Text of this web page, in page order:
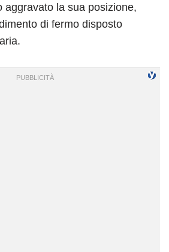
aggravato la sua posizione,
di fermo disposto